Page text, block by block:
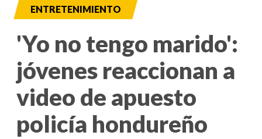
ENTRETENIMIENTO
'Yo no tengo marido':
jóvenes reaccionan a
video de apuesto
policía hondureño